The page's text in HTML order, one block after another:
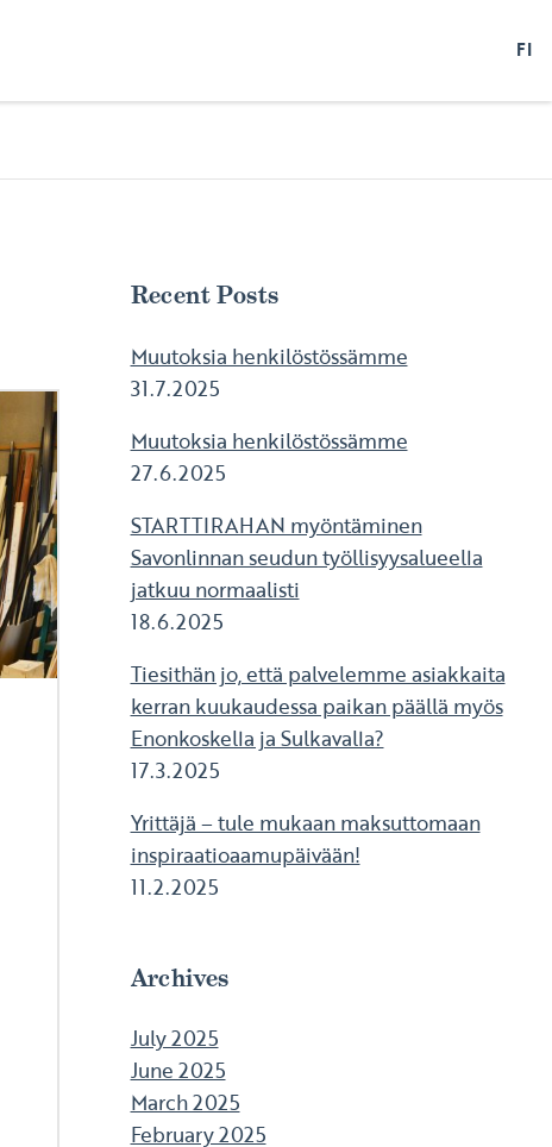
FI
Recent Posts
Muutoksia henkilöstössämme
31.7.2025
Muutoksia henkilöstössämme
27.6.2025
STARTTIRAHAN myöntäminen
Savonlinnan seudun työllisyysalueella
jatkuu normaalisti
18.6.2025
Tiesithän jo, että palvelemme asiakkaita
kerran kuukaudessa paikan päällä myös
Enonkoskella ja Sulkavalla?
17.3.2025
Yrittäjä – tule mukaan maksuttomaan
inspiraatioaamupäivään!
11.2.2025
Archives
July 2025
June 2025
March 2025
February 2025